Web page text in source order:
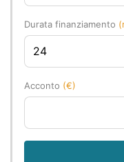
Durata finanziamento
Acconto (€)